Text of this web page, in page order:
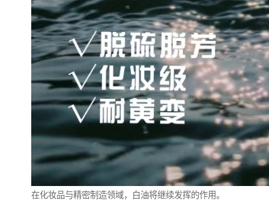
在化妆品与精密制造领域，白油将继续发挥的作用。